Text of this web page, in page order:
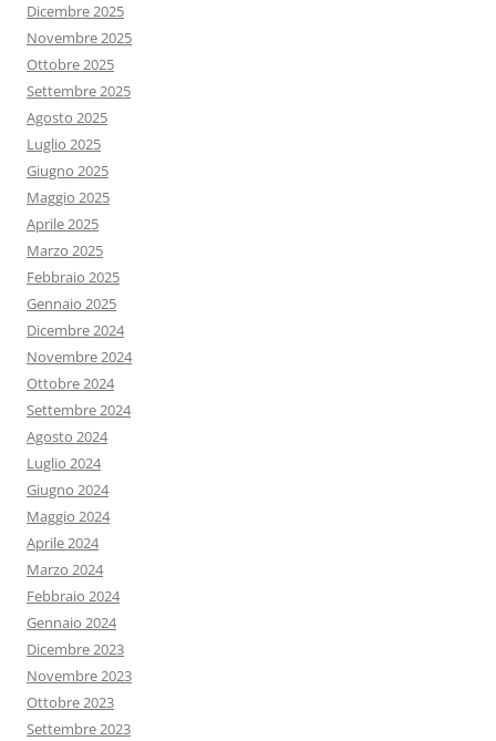
Dicembre 2025
Novembre 2025
Ottobre 2025
Settembre 2025
Agosto 2025
Luglio 2025
Giugno 2025
Maggio 2025
Aprile 2025
Marzo 2025
Febbraio 2025
Gennaio 2025
Dicembre 2024
Novembre 2024
Ottobre 2024
Settembre 2024
Agosto 2024
Luglio 2024
Giugno 2024
Maggio 2024
Aprile 2024
Marzo 2024
Febbraio 2024
Gennaio 2024
Dicembre 2023
Novembre 2023
Ottobre 2023
Settembre 2023